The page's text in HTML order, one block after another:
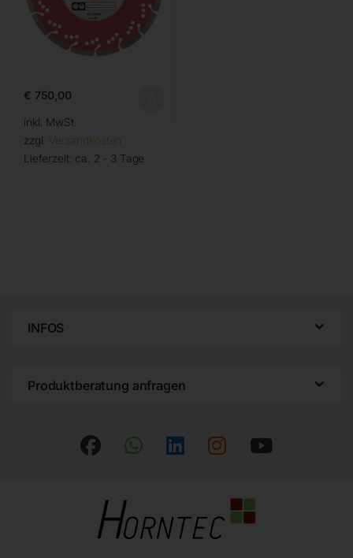
€ 750,00
inkl. MwSt.
zzgl. Versandkosten
Lieferzeit: ca. 2 - 3 Tage
INFOS
Produktberatung anfragen